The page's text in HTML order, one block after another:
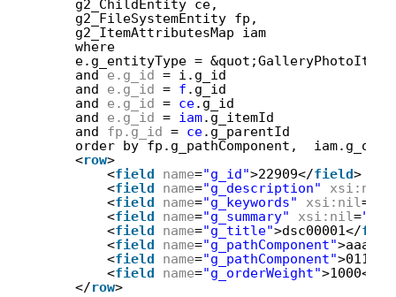
g2_ChildEntity ce,
g2_FileSystemEntity fp,
g2_ItemAttributesMap iam
where
e.g_entityType =
and e.g_id = i.g_id
and e.g_id = f .g_id
and e.g_id = ce.g_id
and e.g_id = iam.g_itemId
and fp.g_id = ce.g_parentId
order by fp.g_pathComponent,
<row>
<field name="g_id">22909</field>
<field name="g_description" xsi:nil
<field name="g_keywords" xsi:nil=
<field name="g_summary" xsi:nil=
<field name="g_title">dsc00001</
<field name="g_pathComponent"
<field name="g_pathComponent"
<field name="g_orderWeight">1000</
</row>